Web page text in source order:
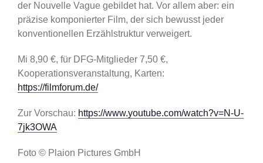
der Nouvelle Vague gebildet hat. Vor allem aber: ein
präzise komponierter Film, der sich bewusst jeder
konventionellen Erzählstruktur verweigert.
Mi 8,90 €, für DFG-Mitglieder 7,50 €,
Kooperationsveranstaltung, Karten:
https://filmforum.de/
Zur Vorschau: https://www.youtube.com/watch?v=N-U-
7jk3OWA
Foto © Plaion Pictures GmbH